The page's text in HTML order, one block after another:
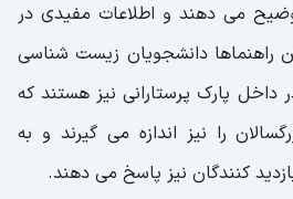
می دهند و اطلاعات مفیدی در
راهنماها دانشجویان زیست شناسی
داخل پارک پرستارانی نیز هستند که
را نیز اندازه می گیرند و به
کنندگان نیز پاسخ می دهند.